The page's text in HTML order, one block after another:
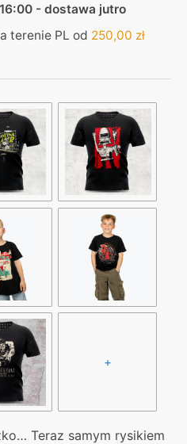
- dostawa jutro
terenie PL od 250,00 zł
+
Teraz samym rysikiem